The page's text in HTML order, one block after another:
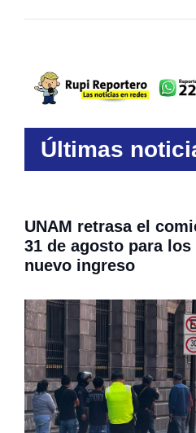
Últimas
UNAM retrasa el
31 de agosto para
nuevo ingreso